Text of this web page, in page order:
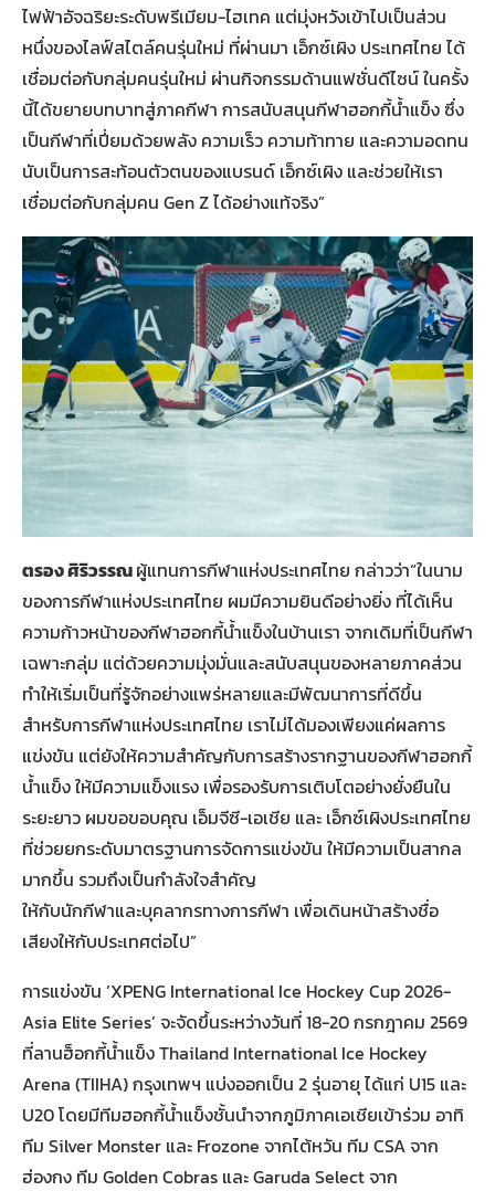
ไฟฟ้าอัจฉริยะระดับพรีเมียม-ไฮเทค แต่มุ่งหวังเข้าไปเป็นส่วน
หนึ่งของไลฟ์สไตล์คนรุ่นใหม่ ที่ผ่านมา เอ็กซ์เผิง ประเทศไทย ได้
เชื่อมต่อกับกลุ่มคนรุ่นใหม่ ผ่านกิจกรรมด้านแฟชั่นดีไซน์ ในครั้ง
นี้ได้ขยายบทบาทสู่ภาคกีฬา การสนับสนุนกีฬาฮอกกี้น้ำแข็ง ซึ่ง
เป็นกีฬาที่เปี่ยมด้วยพลัง ความเร็ว ความท้าทาย และความอดทน
นับเป็นการสะท้อนตัวตนของแบรนด์ เอ็กซ์เผิง และช่วยให้เรา
เชื่อมต่อกับกลุ่มคน Gen Z ได้อย่างแท้จริง”
ตรอง ศิริวรรณผู้แทนการกีฬาแห่งประเทศไทย กล่าวว่า“ในนาม
ของการกีฬาแห่งประเทศไทย ผมมีความยินดีอย่างยิ่ง ที่ได้เห็น
ความก้าวหน้าของกีฬาฮอกกี้น้ำแข็งในบ้านเรา จากเดิมที่เป็นกีฬา
เฉพาะกลุ่ม แต่ด้วยความมุ่งมั่นและสนับสนุนของหลายภาคส่วน
ทำให้เริ่มเป็นที่รู้จักอย่างแพร่หลายและมีพัฒนาการที่ดีขึ้น
สำหรับการกีฬาแห่งประเทศไทย เราไม่ได้มองเพียงแค่ผลการ
แข่งขัน แต่ยังให้ความสำคัญกับการสร้างรากฐานของกีฬาฮอกกี้
น้ำแข็ง ให้มีความแข็งแรง เพื่อรองรับการเติบโตอย่างยั่งยืนใน
ระยะยาว ผมขอขอบคุณ เอ็มจีซี-เอเชีย และ เอ็กซ์เผิงประเทศไทย
ที่ช่วยยกระดับมาตรฐานการจัดการแข่งขัน ให้มีความเป็นสากล
มากขึ้น รวมถึงเป็นกำลังใจสำคัญ
ให้กับนักกีฬาและบุคลากรทางการกีฬา เพื่อเดินหน้าสร้างชื่อ
เสียงให้กับประเทศต่อไป”
การแข่งขัน ‘XPENG International Ice Hockey Cup 2026-
Asia Elite Series’ จะจัดขึ้นระหว่างวันที่ 18-20 กรกฎาคม 2569
ที่ลานฮ็อกกี้น้ำแข็ง Thailand International Ice Hockey
Arena (TIIHA) กรุงเทพฯ แบ่งออกเป็น 2 รุ่นอายุ ได้แก่ U15 และ
U20 โดยมีทีมฮอกกี้น้ำแข็งชั้นนำจากภูมิภาคเอเชียเข้าร่วม อาทิ
ทีม Silver Monster และ Frozone จากไต้หวัน ทีม CSA จาก
ฮ่องกง ทีม Golden Cobras และ Garuda Select จาก